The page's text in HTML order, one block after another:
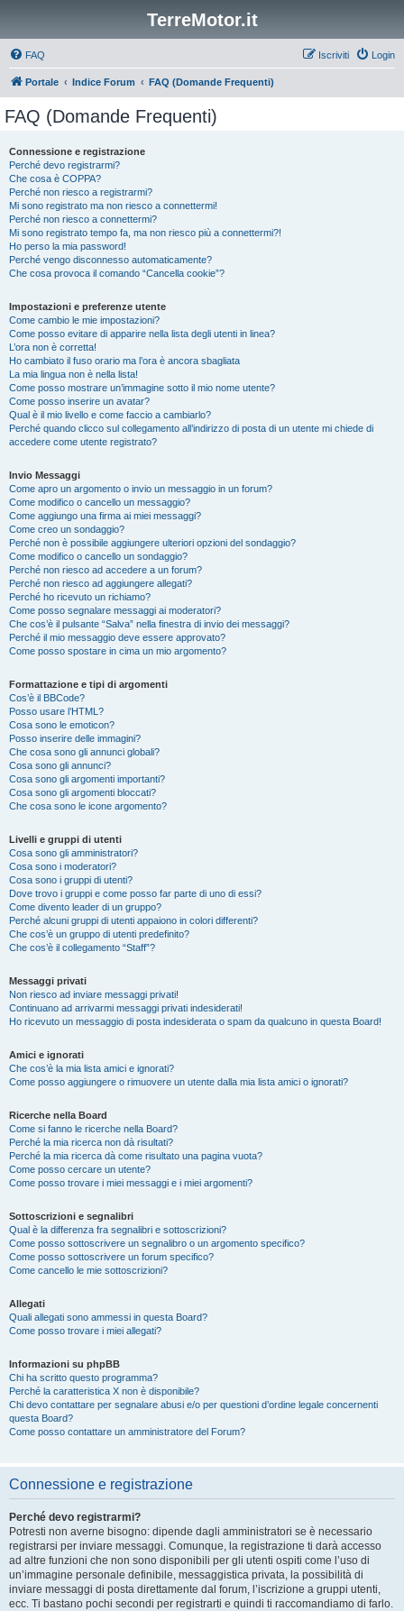
TerreMotor.it
FAQ Login
Iscriviti
Portale Indice Forum FAQ (Domande Frequenti)
FAQ (Domande Frequenti)
Connessione e registrazione
Perché devo registrarmi?
Che cosa è COPPA?
Perché non riesco a registrarmi?
Mi sono registrato ma non riesco a connettermi!
Perché non riesco a connettermi?
Mi sono registrato tempo fa, ma non riesco più a connettermi?!
Ho perso la mia password!
Perché vengo disconnesso automaticamente?
Che cosa provoca il comando “Cancella cookie”?
Impostazioni e preferenze utente
Come cambio le mie impostazioni?
Come posso evitare di apparire nella lista degli utenti in linea?
L’ora non è corretta!
Ho cambiato il fuso orario ma l’ora è ancora sbagliata
La mia lingua non è nella lista!
Come posso mostrare un’immagine sotto il mio nome utente?
Come posso inserire un avatar?
Qual è il mio livello e come faccio a cambiarlo?
Perché quando clicco sul collegamento all’indirizzo di posta di un utente mi chiede di
accedere come utente registrato?
Invio Messaggi
Come apro un argomento o invio un messaggio in un forum?
Come modifico o cancello un messaggio?
Come aggiungo una firma ai miei messaggi?
Come creo un sondaggio?
Perché non è possibile aggiungere ulteriori opzioni del sondaggio?
Come modifico o cancello un sondaggio?
Perché non riesco ad accedere a un forum?
Perché non riesco ad aggiungere allegati?
Perché ho ricevuto un richiamo?
Come posso segnalare messaggi ai moderatori?
Che cos’è il pulsante “Salva” nella finestra di invio dei messaggi?
Perché il mio messaggio deve essere approvato?
Come posso spostare in cima un mio argomento?
Formattazione e tipi di argomenti
Cos’è il BBCode?
Posso usare l’HTML?
Cosa sono le emoticon?
Posso inserire delle immagini?
Che cosa sono gli annunci globali?
Cosa sono gli annunci?
Cosa sono gli argomenti importanti?
Cosa sono gli argomenti bloccati?
Che cosa sono le icone argomento?
Livelli e gruppi di utenti
Cosa sono gli amministratori?
Cosa sono i moderatori?
Cosa sono i gruppi di utenti?
Dove trovo i gruppi e come posso far parte di uno di essi?
Come divento leader di un gruppo?
Perché alcuni gruppi di utenti appaiono in colori differenti?
Che cos’è un gruppo di utenti predefinito?
Che cos’è il collegamento “Staff”?
Messaggi privati
Non riesco ad inviare messaggi privati!
Continuano ad arrivarmi messaggi privati indesiderati!
Ho ricevuto un messaggio di posta indesiderata o spam da qualcuno in questa Board!
Amici e ignorati
Che cos’è la mia lista amici e ignorati?
Come posso aggiungere o rimuovere un utente dalla mia lista amici o ignorati?
Ricerche nella Board
Come si fanno le ricerche nella Board?
Perché la mia ricerca non dà risultati?
Perché la mia ricerca dà come risultato una pagina vuota?
Come posso cercare un utente?
Come posso trovare i miei messaggi e i miei argomenti?
Sottoscrizioni e segnalibri
Qual è la differenza fra segnalibri e sottoscrizioni?
Come posso sottoscrivere un segnalibro o un argomento specifico?
Come posso sottoscrivere un forum specifico?
Come cancello le mie sottoscrizioni?
Allegati
Quali allegati sono ammessi in questa Board?
Come posso trovare i miei allegati?
Informazioni su phpBB
Chi ha scritto questo programma?
Perché la caratteristica X non è disponibile?
Chi devo contattare per segnalare abusi e/o per questioni d’ordine legale concernenti
questa Board?
Come posso contattare un amministratore del Forum?
Connessione e registrazione
Perché devo registrarmi?
Potresti non averne bisogno: dipende dagli amministratori se è necessario
registrarsi per inviare messaggi. Comunque, la registrazione ti darà accesso
ad altre funzioni che non sono disponibili per gli utenti ospiti come l’uso di
un’immagine personale definibile, messaggistica privata, la possibilità di
inviare messaggi di posta direttamente dal forum, l’iscrizione a gruppi utenti,
ecc. Ti bastano pochi secondi per registrarti e quindi ti raccomandiamo di farlo.